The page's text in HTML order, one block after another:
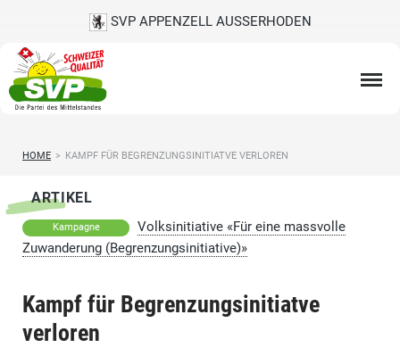
SVP APPENZELL AUSSERHODEN
HOME > KAMPF FÜR BEGRENZUNGSINITIATVE VERLOREN
ARTIKEL
Kampagne
Volksinitiative «Für eine massvolle
Zuwanderung (Begrenzungsinitiative)»
Kampf für Begrenzungsinitiatve
verloren